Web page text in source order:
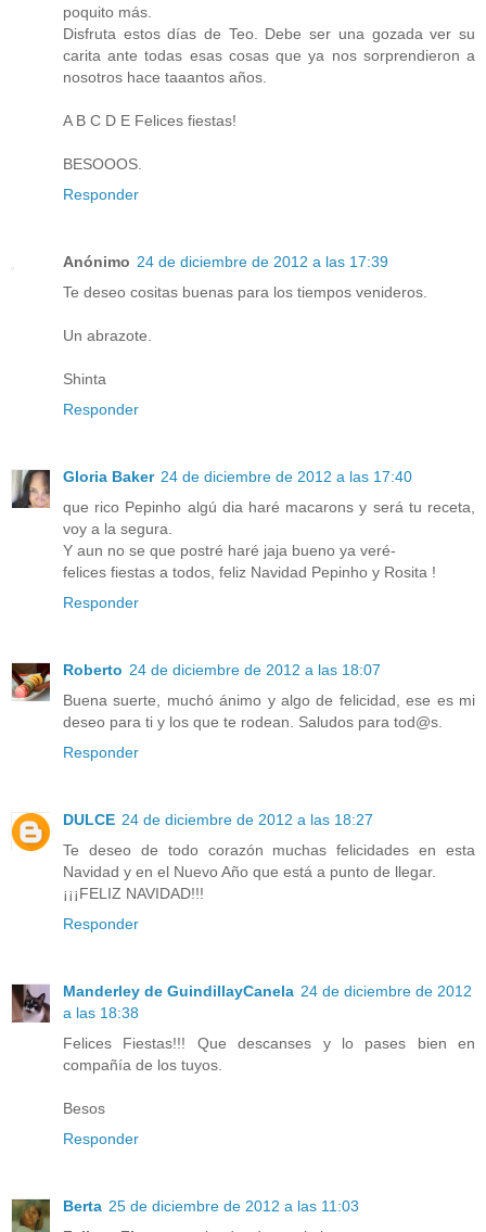
poquito más.
Disfruta estos días de Teo. Debe ser una gozada ver su
carita ante todas esas cosas que ya nos sorprendieron a
nosotros hace taaantos años.
A B C D E Felices fiestas!
BESOOOS.
Responder
Anónimo 24 de diciembre de 2012 a las 17:39
Te deseo cositas buenas para los tiempos venideros.
Un abrazote.
Shinta
Responder
Gloria Baker 24 de diciembre de 2012 a las 17:40
que rico Pepinho algú dia haré macarons y será tu receta,
voy a la segura.
Y aun no se que postré haré jaja bueno ya veré-
felices fiestas a todos, feliz Navidad Pepinho y Rosita !
Responder
Roberto 24 de diciembre de 2012 a las 18:07
Buena suerte, muchó ánimo y algo de felicidad, ese es mi
deseo para ti y los que te rodean. Saludos para tod@s.
Responder
DULCE 24 de diciembre de 2012 a las 18:27
Te deseo de todo corazón muchas felicidades en esta
Navidad y en el Nuevo Año que está a punto de llegar.
¡¡¡FELIZ NAVIDAD!!!
Responder
Manderley de GuindillayCanela 24 de diciembre de 2012
a las 18:38
Felices Fiestas!!! Que descanses y lo pases bien en
compañía de los tuyos.
Besos
Responder
Berta 25 de diciembre de 2012 a las 11:03